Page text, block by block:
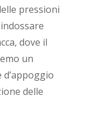
pressioni
dove il
un
delle